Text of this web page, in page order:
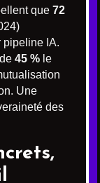
que 72
pipeline IA.
45 % le
Une
des